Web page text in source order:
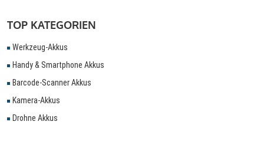
TOP KATEGORIEN
Werkzeug-Akkus
Handy & Smartphone Akkus
Barcode-Scanner Akkus
Kamera-Akkus
Drohne Akkus